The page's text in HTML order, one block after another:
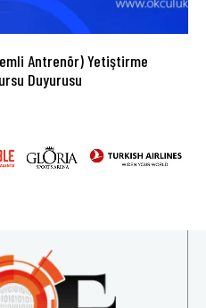
Antrenör) Yetiştirme
Duyurusu